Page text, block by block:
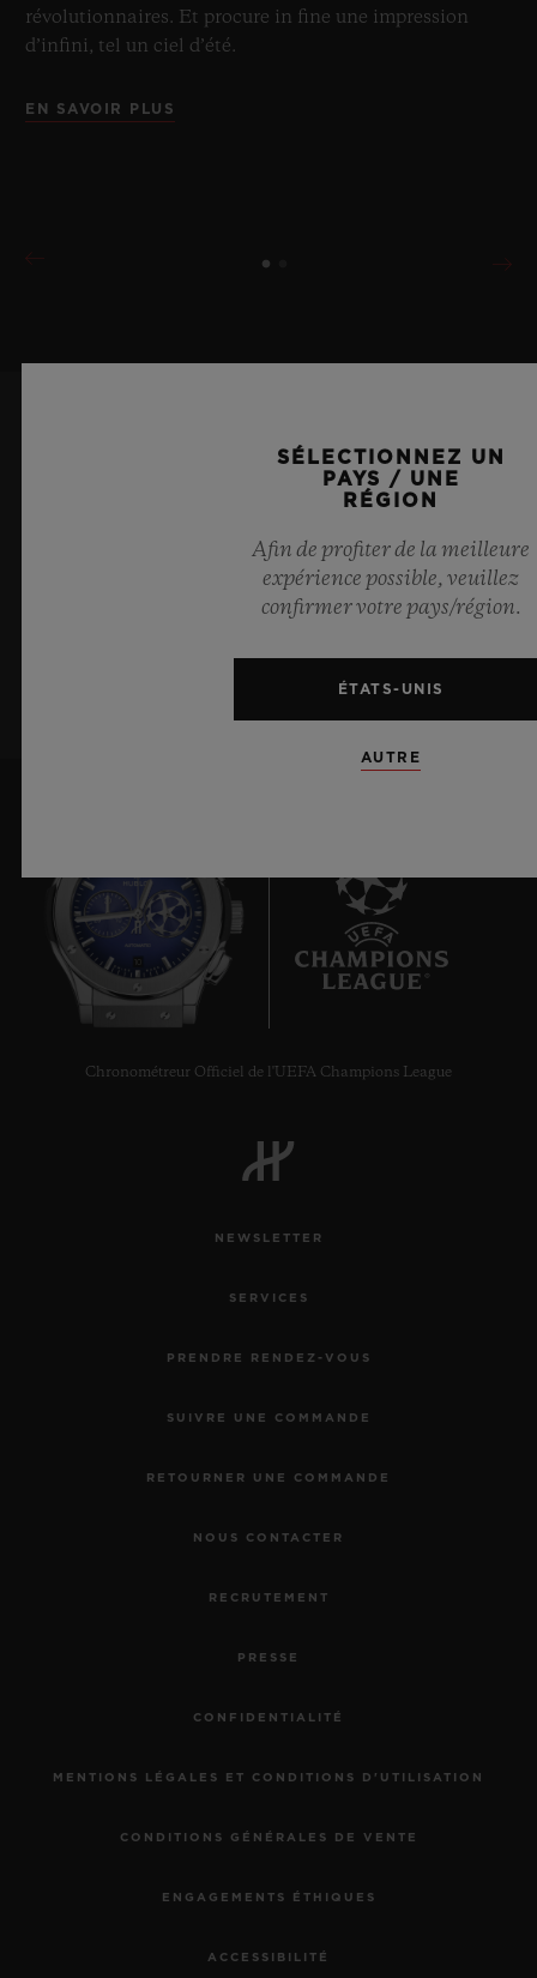
révolutionnaires. Et procure in fine une impression
d’infini, tel un ciel d’été.
EN SAVOIR PLUS
ME TENIR INFORMÉ(E)
Je souhaite recevoir les dernières actualités
Hublot.
Chronométreur Officiel de l'UEFA Champions League
NEWSLETTER
SERVICES
PRENDRE RENDEZ-VOUS
SUIVRE UNE COMMANDE
RETOURNER UNE COMMANDE
NOUS CONTACTER
RECRUTEMENT
PRESSE
CONFIDENTIALITÉ
MENTIONS LÉGALES ET CONDITIONS D'UTILISATION
CONDITIONS GÉNÉRALES DE VENTE
ENGAGEMENTS ÉTHIQUES
ACCESSIBILITÉ
SÉLECTIONNEZ UN
PAYS / UNE
RÉGION
Afin de profiter de la meilleure
expérience possible, veuillez
confirmer votre pays/région.
ÉTATS-UNIS
AUTRE